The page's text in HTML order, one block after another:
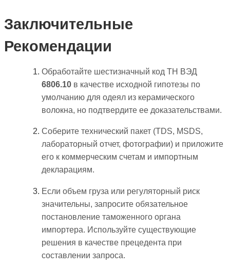
Заключительные
Рекомендации
Обработайте шестизначный код ТН ВЭД
6806.10в качестве исходной гипотезы по
умолчанию для одеял из керамического
волокна, но подтвердите ее доказательствами.
Соберите технический пакет (TDS, MSDS,
лабораторный отчет, фотографии) и приложите
его к коммерческим счетам и импортным
декларациям.
Если объем груза или регуляторный риск
значительны, запросите обязательное
постановление таможенного органа
импортера. Используйте существующие
решения в качестве прецедента при
составлении запроса.